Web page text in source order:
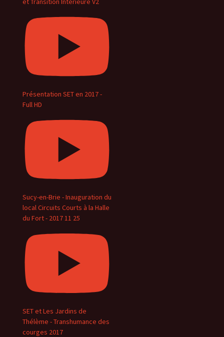
Présentation SET en 2017 -
Full HD
Sucy-en-Brie - Inauguration du
local Circuits Courts à la Halle
du Fort - 2017 11 25
SET et Les Jardins de
Thélème - Transhumance des
courges 2017